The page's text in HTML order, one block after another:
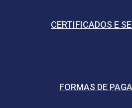
CERTIFICADOS E
FORMAS DE